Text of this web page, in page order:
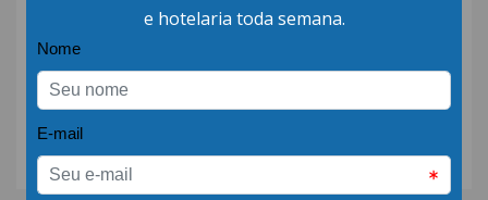
Votação para o Título
“Beto Carrero de
Excelência no Turismo”
vai até dia 03/12